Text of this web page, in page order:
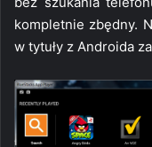
kompletnie zbędny.
w tytuły z Androida